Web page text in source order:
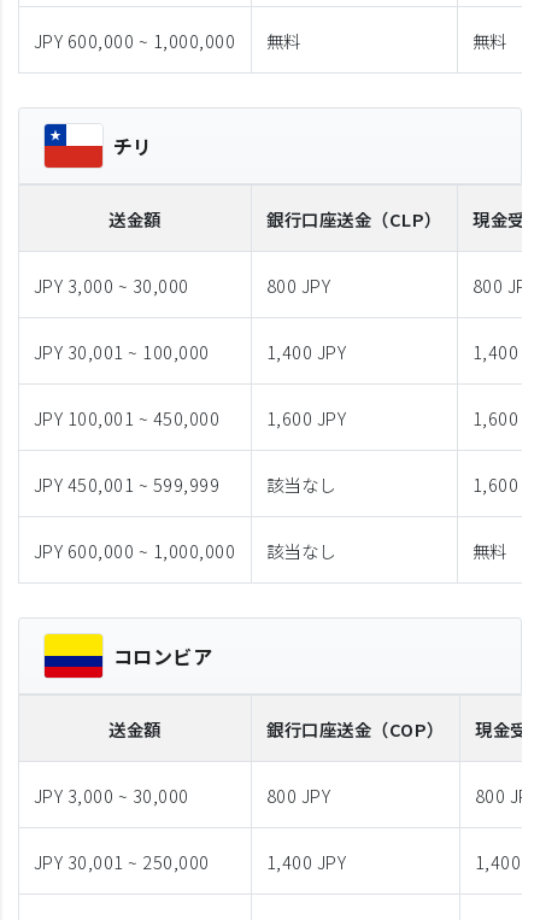
JPY 600,000 ~ 1,000,000 無料 無料
チリ
送金額 銀行口座送金 （CLP） 現金受
JPY 3,000 ~ 30,000 800 JPY 800 JPY
JPY 30,001 ~ 100,000 1,400 JPY 1,400
JPY 100,001 ~ 450,000 1,600 JPY 1,600
JPY 450,001 ~ 599,999 該当なし 1,600
JPY 600,000 ~ 1,000,000 該当なし 無料
コロンビア
送金額 銀行口座送金 （COP） 現金受
JPY 3,000 ~ 30,000 800 JPY 800 JPY
JPY 30,001 ~ 250,000 1,400 JPY 1,400